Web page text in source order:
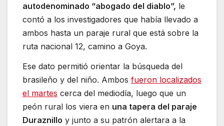
autodenominado “abogado del diablo”, le
contó a los investigadores que había llevado a
ambos hasta un paraje rural que está sobre la
ruta nacional 12, camino a Goya.
Ese dato permitió orientar la búsqueda del
brasileño y del niño. Ambos fueron localizados
el martes cerca del mediodía, luego que un
peón rural los viera en una tapera del paraje
Duraznillo y junto a su patrón alertara a la